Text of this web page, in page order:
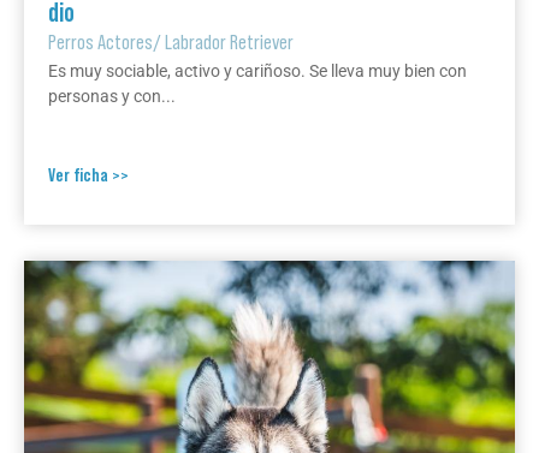
dio
Perros Actores/Labrador Retriever
Es muy sociable, activo y cariñoso. Se lleva muy bien con
personas y con...
Ver ficha >>